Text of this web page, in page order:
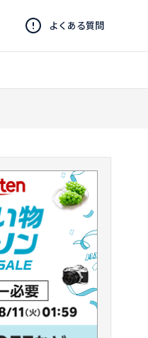
よくある質問